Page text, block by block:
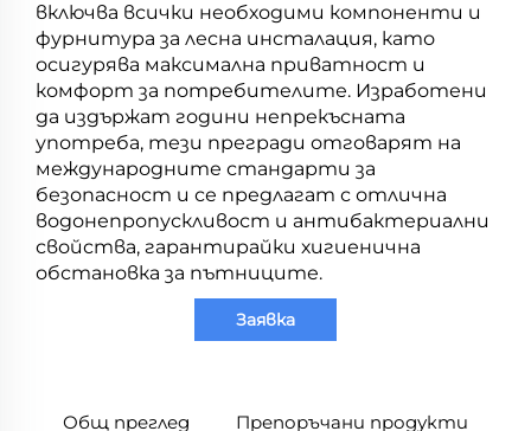
включва всички необходими компоненти и
фурнитура за лесна инсталация, като
осигурява максимална приватност и
комфорт за потребителите. Изработени
да издържат години непрекъсната
употреба, тези прегради отговарят на
международните стандарти за
безопасност и се предлагат с отлична
водонепропускливост и антибактериални
свойства, гарантирайки хигиенична
обстановка за пътниците.
Заявка
Общ преглед Препоръчани продукти